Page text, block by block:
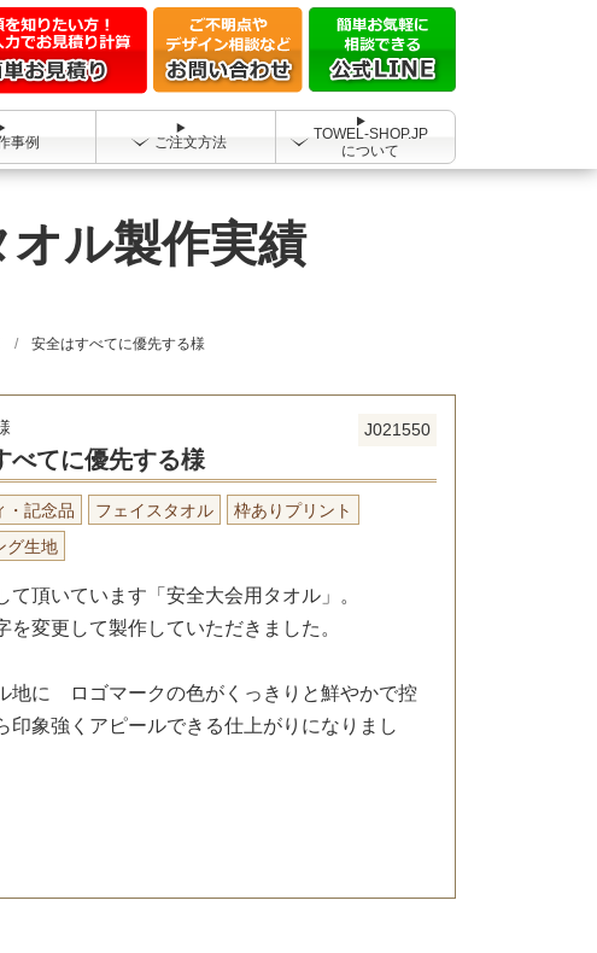
事例 ご注文方法
TOWEL-SHOP.JP
について
ル製作実績
安全はすべてに優先する様
J021550
べてに優先する様
・記念品 フェイスタオル
枠ありプリント
グ生地
て頂いています「安全大会用タオル」。
を変更して製作していただきました。
地に ロゴマークの色がくっきりと鮮やかで控
印象強くアピールできる仕上がりになりまし